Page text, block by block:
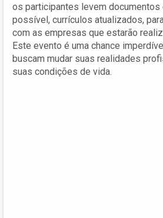
os participantes levem documentos
possível, currículos atualizados,
com as empresas que estarão
Este evento é uma chance
buscam mudar suas realidades
suas condições de vida.